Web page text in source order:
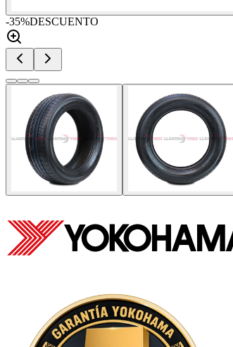
-35%DESCUENTO